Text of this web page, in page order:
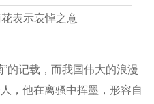
的记载，而我国伟大的浪漫
，他在离骚中挥墨，形容自